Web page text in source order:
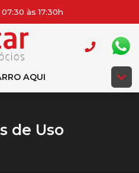
às 17:30h
AQUI
de Uso